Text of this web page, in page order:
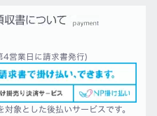
4営業日に請求書発行)
象とした後払いサービスです。